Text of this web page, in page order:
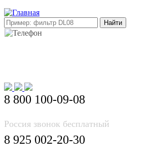
8 800 100-09-08
Россия звонок бесплатный
8 925 002-20-30